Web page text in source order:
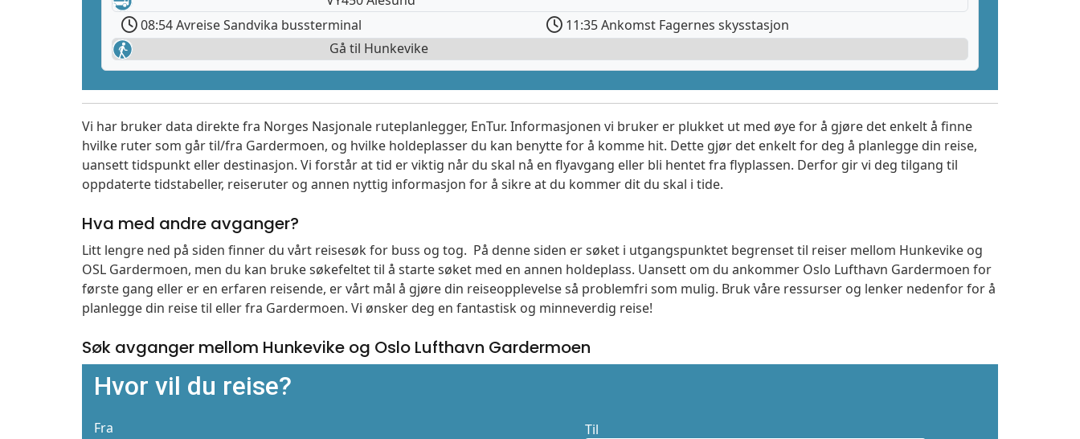
08:54 Avreise Sandvika bussterminal
11:35 Ankomst Fagernes skysstasjon
Gå til Hunkevike
Vi har bruker data direkte fra Norges Nasjonale ruteplanlegger, EnTur. Informasjonen vi bruker er plukket ut med øye for å gjøre det enkelt å finne
hvilke ruter som går til/fra Gardermoen, og hvilke holdeplasser du kan benytte for å komme hit. Dette gjør det enkelt for deg å planlegge din reise,
uansett tidspunkt eller destinasjon. Vi forstår at tid er viktig når du skal nå en flyavgang eller bli hentet fra flyplassen. Derfor gir vi deg tilgang til
oppdaterte tidstabeller, reiseruter og annen nyttig informasjon for å sikre at du kommer dit du skal i tide.
Hva med andre avganger?
Litt lengre ned på siden finner du vårt reisesøk for buss og tog. På denne siden er søket i utgangspunktet begrenset til reiser mellom Hunkevike og
OSL Gardermoen, men du kan bruke søkefeltet til å starte søket med en annen holdeplass. Uansett om du ankommer Oslo Lufthavn Gardermoen for
første gang eller er en erfaren reisende, er vårt mål å gjøre din reiseopplevelse så problemfri som mulig. Bruk våre ressurser og lenker nedenfor for å
planlegge din reise til eller fra Gardermoen. Vi ønsker deg en fantastisk og minneverdig reise!
Søk avganger mellom Hunkevike og Oslo Lufthavn Gardermoen
Hvor vil du reise?
Fra Til